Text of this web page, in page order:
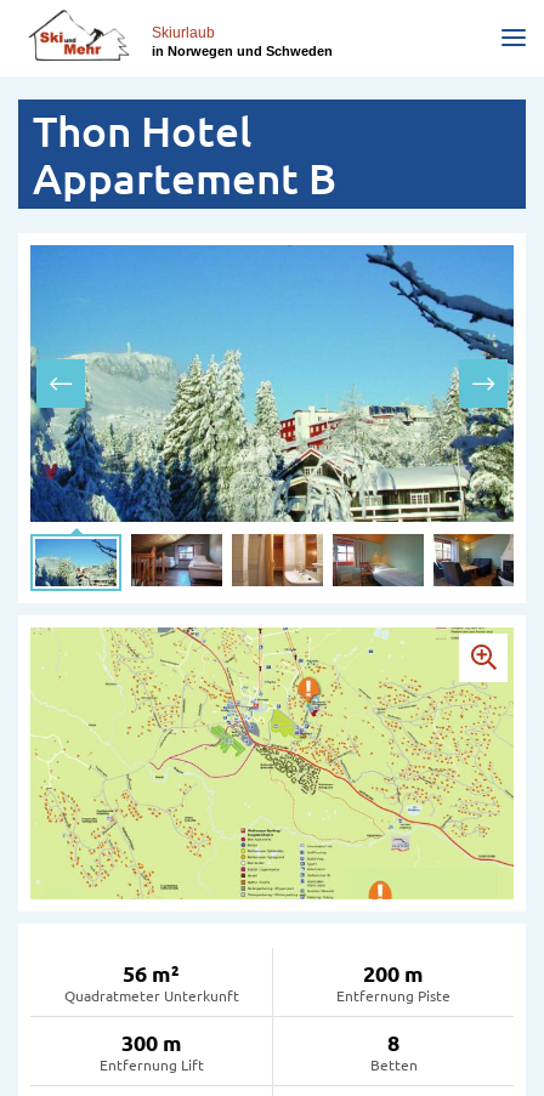
zum
Inhalt
Skiurlaub
in Norwegen und Schweden
Thon Hotel
Appartement B
56 m²
Quadratmeter Unterkunft
200 m
Entfernung Piste
300 m
Entfernung Lift
8
Betten